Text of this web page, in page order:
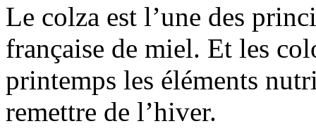
Le colza est l’une des
française de miel. Et les
printemps les éléments
remettre de l’hiver.